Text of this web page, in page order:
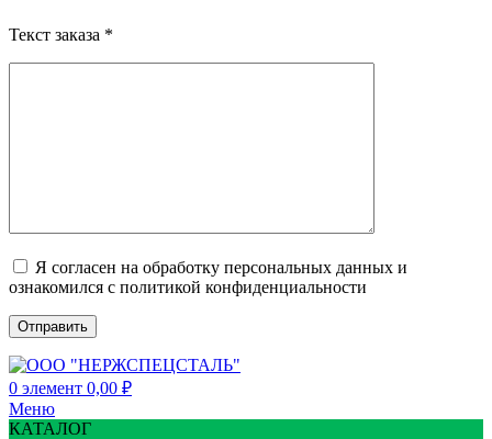
Текст заказа *
Я согласен на обработку персональных данных и
ознакомился с политикой конфиденциальности
0 элемент 0,00 ₽
Меню
КАТАЛОГ